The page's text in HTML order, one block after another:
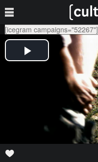
[icegram campaigns="52267"]